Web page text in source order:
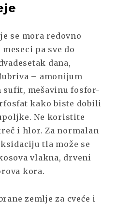
se mora redovno
pa sve do
dana,
– amonijum
mešavinu fosfor-
kako biste dobili
Ne koristite
i hlor. Za normalan
tla može se
vlakna, drveni
kora.
zemlje za cveće i